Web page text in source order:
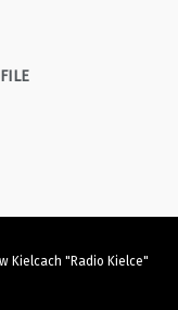
Kielcach "Radio Kielce"